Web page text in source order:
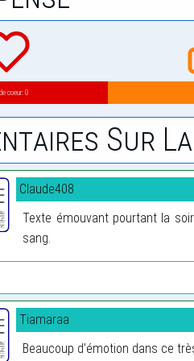
coeur: 0
Sur
Claude408
Texte émouvant pourtant la
sang.
Tiamaraa
Beaucoup d’émotion dans ce